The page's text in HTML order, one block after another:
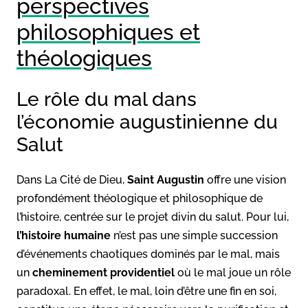
perspectives
philosophiques et
théologiques
Le rôle du mal dans
l’économie augustinienne du
Salut
Dans La Cité de Dieu, Saint Augustin offre une vision
profondément théologique et philosophique de
l’histoire, centrée sur le projet divin du salut. Pour lui,
l’histoire humaine n’est pas une simple succession
d’événements chaotiques dominés par le mal, mais
un cheminement providentiel où le mal joue un rôle
paradoxal. En effet, le mal, loin d’être une fin en soi,